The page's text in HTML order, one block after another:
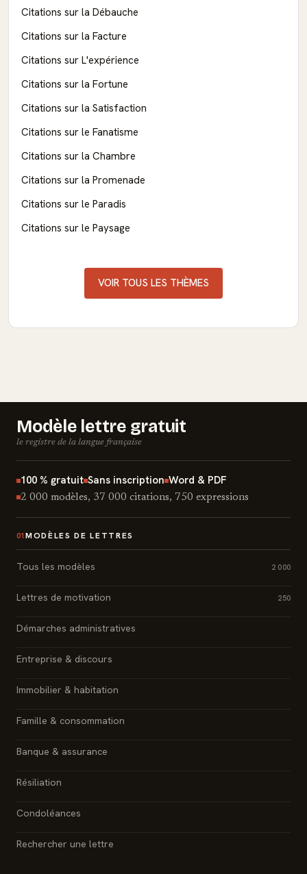
Citations sur la Débauche
Citations sur la Facture
Citations sur L'expérience
Citations sur la Fortune
Citations sur la Satisfaction
Citations sur le Fanatisme
Citations sur la Chambre
Citations sur la Promenade
Citations sur le Paradis
Citations sur le Paysage
VOIR TOUS LES THÈMES
Modèle lettre gratuit
le registre de la langue française
100 % gratuit Sans inscription Word & PDF
2 000 modèles, 37 000 citations, 750 expressions
01 MODÈLES DE LETTRES
Tous les modèles 2 000
Lettres de motivation 250
Démarches administratives
Entreprise & discours
Immobilier & habitation
Famille & consommation
Banque & assurance
Résiliation
Condoléances
Rechercher une lettre